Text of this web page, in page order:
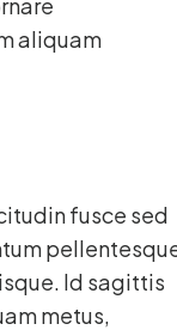
aliquam
fusce sed
Id sagittis
metus,